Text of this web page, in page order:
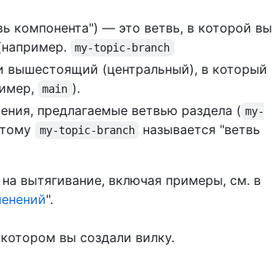
компонента") — это ветвь, в которой вы
my-topic-branch
вышестоящий (центральный), в который
main ).
предлагаемые ветвью раздела ( my-
my-topic-branch
называется "ветвь
вытягивание, включая примеры, см. в
".
вы создали вилку.